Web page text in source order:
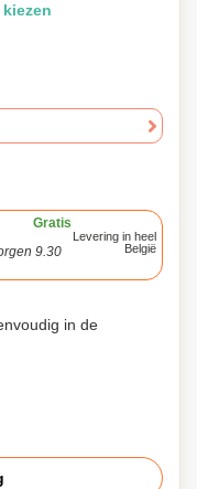
Gratis
9.30
Levering in heel
België
in de